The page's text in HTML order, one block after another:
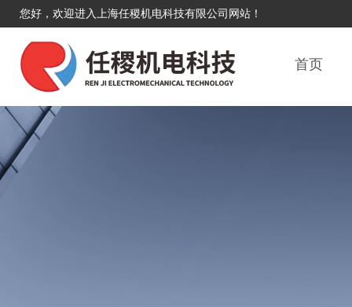
您好，欢迎进入上海任稷机电科技有限公司网站！
首页